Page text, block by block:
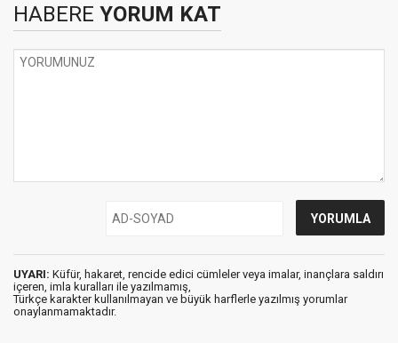
HABERE YORUM KAT
UYARI: Küfür, hakaret, rencide edici cümleler veya imalar, inançlara saldırı
içeren, imla kuralları ile yazılmamış,
Türkçe karakter kullanılmayan ve büyük harflerle yazılmış yorumlar
onaylanmamaktadır.